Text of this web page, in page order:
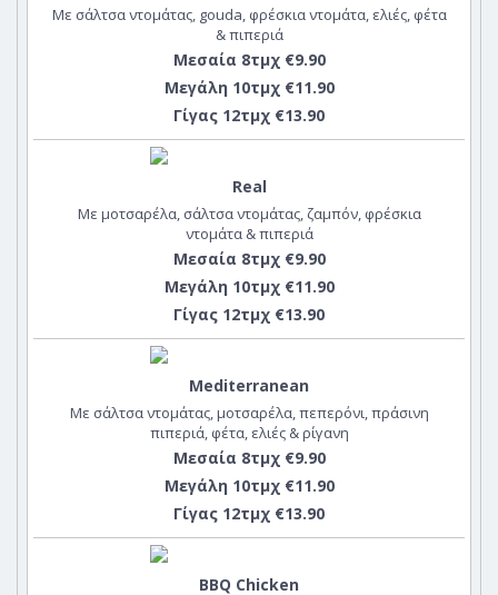
Με σάλτσα ντομάτας, gouda, φρέσκια ντομάτα, ελιές, φέτα
& πιπεριά
Μεσαία 8τμχ €9.90
Μεγάλη 10τμχ €11.90
Γίγας 12τμχ €13.90
Real
Με μοτσαρέλα, σάλτσα ντομάτας, ζαμπόν, φρέσκια
ντομάτα & πιπεριά
Μεσαία 8τμχ €9.90
Μεγάλη 10τμχ €11.90
Γίγας 12τμχ €13.90
Mediterranean
Με σάλτσα ντομάτας, μοτσαρέλα, πεπερόνι, πράσινη
πιπεριά, φέτα, ελιές & ρίγανη
Μεσαία 8τμχ €9.90
Μεγάλη 10τμχ €11.90
Γίγας 12τμχ €13.90
BBQ Chicken